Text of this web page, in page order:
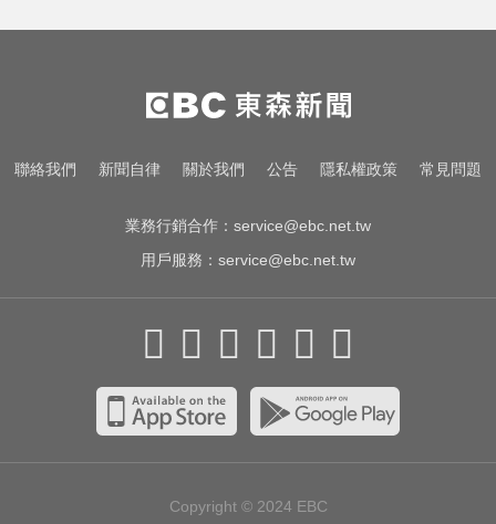
了
漢光首日共機大舉逼近！偵獲14架
共機、9艘共艦
愛玩車／帕加尼螺絲超貴 可買保時
聯絡我們 新聞自律 關於我們 公告 隱私權政策 常見問題
業務行銷合作： service@ebc.net.tw
用戶服務： service@ebc.net.tw
Copyright © 2024 EBC